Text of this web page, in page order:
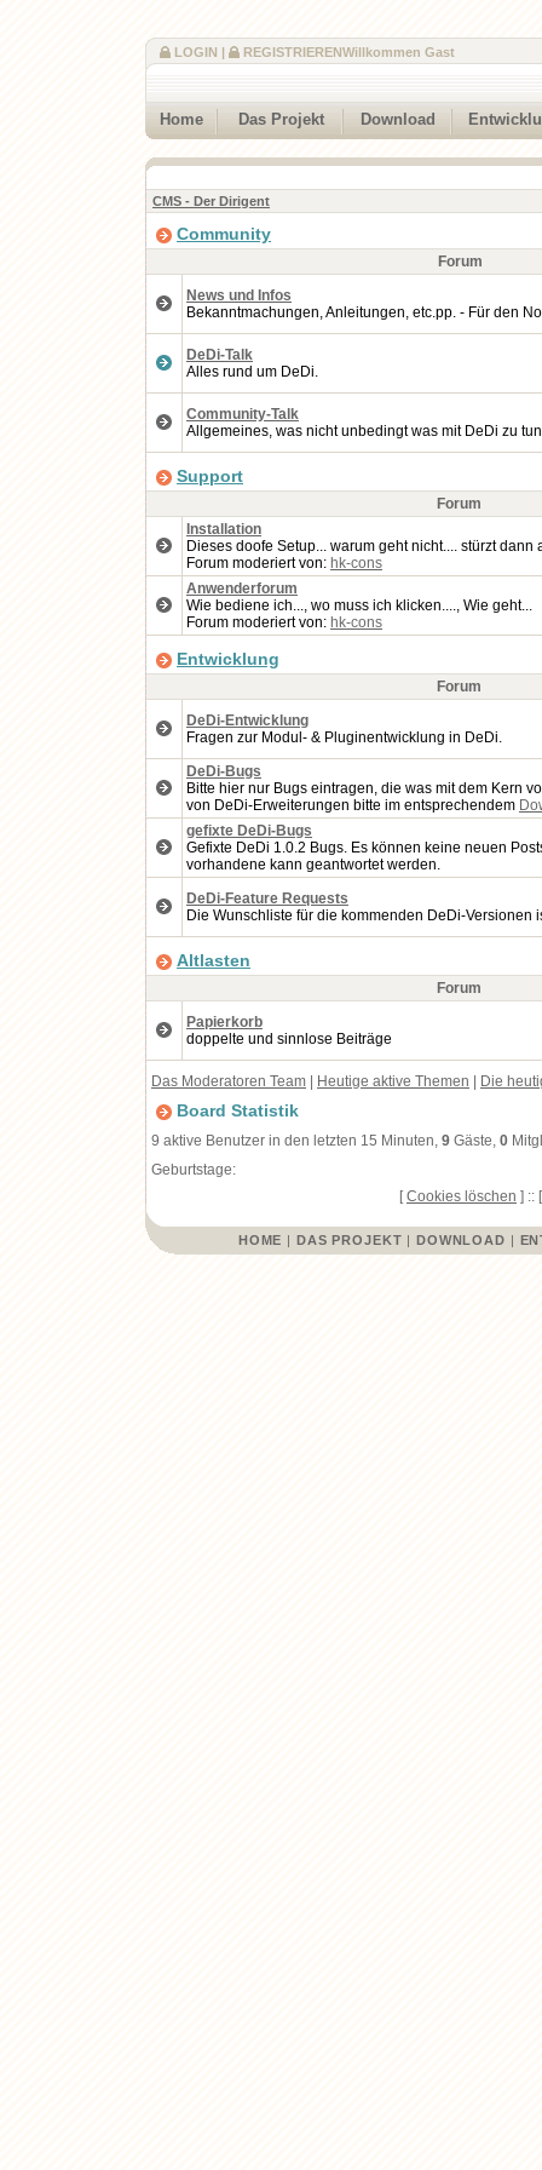
Willkommen Gast
LOGIN | REGISTRIEREN
Home Das Projekt Download
CMS - Der Dirigent
Community
Forum
News und Infos
Bekanntmachungen, Anleitungen, etc.pp. - Für den
DeDi-Talk
Alles rund um DeDi.
Community-Talk
Allgemeines, was nicht unbedingt was mit DeDi zu
Support
Forum
Installation
Dieses doofe Setup... warum geht nicht.... stürzt dann
Forum moderiert von: hk-cons
Anwenderforum
Wie bediene ich..., wo muss ich klicken...., Wie geht...
Forum moderiert von: hk-cons
Entwicklung
Forum
DeDi-Entwicklung
Fragen zur Modul- & Pluginentwicklung in DeDi.
DeDi-Bugs
Bitte hier nur Bugs eintragen, die was mit dem Kern
von DeDi-Erweiterungen bitte im entsprechendem
gefixte DeDi-Bugs
Gefixte DeDi 1.0.2 Bugs. Es können keine neuen
vorhandene kann geantwortet werden.
DeDi-Feature Requests
Die Wunschliste für die kommenden DeDi-Versionen
Altlasten
Forum
Papierkorb
doppelte und sinnlose Beiträge
Das Moderatoren Team Heutige aktive Themen Die
Board Statistik
9 aktive Benutzer in den letzten 15 Minuten, 9 Gäste, 0
Geburtstage:
[Cookies löschen ] ::
HOME | DAS PROJEKT | DOWNLOAD |